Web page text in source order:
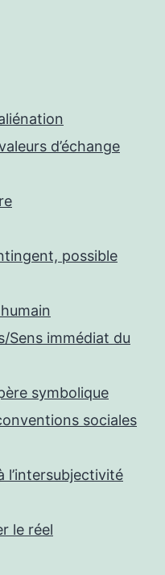
d’échange
possible
Sens immédiat du
symbolique
sociales
l’intersubjectivité
le réel